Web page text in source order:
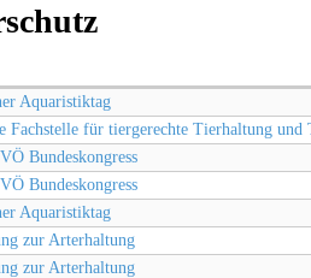
Aquaristiktag
Fachstelle für tiergerechte Tierhaltung und
Bundeskongress
Bundeskongress
Aquaristiktag
zur Arterhaltung
zur Arterhaltung